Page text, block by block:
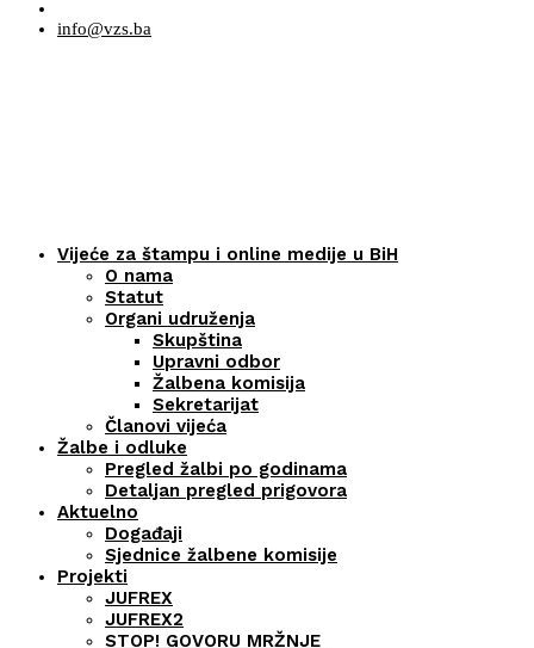
info@vzs.ba
Vijeće za štampu i online medije u BiH
O nama
Statut
Organi udruženja
Skupština
Upravni odbor
Žalbena komisija
Sekretarijat
Članovi vijeća
Žalbe i odluke
Pregled žalbi po godinama
Detaljan pregled prigovora
Aktuelno
Događaji
Sjednice žalbene komisije
Projekti
JUFREX
JUFREX2
STOP! GOVORU MRŽNJE